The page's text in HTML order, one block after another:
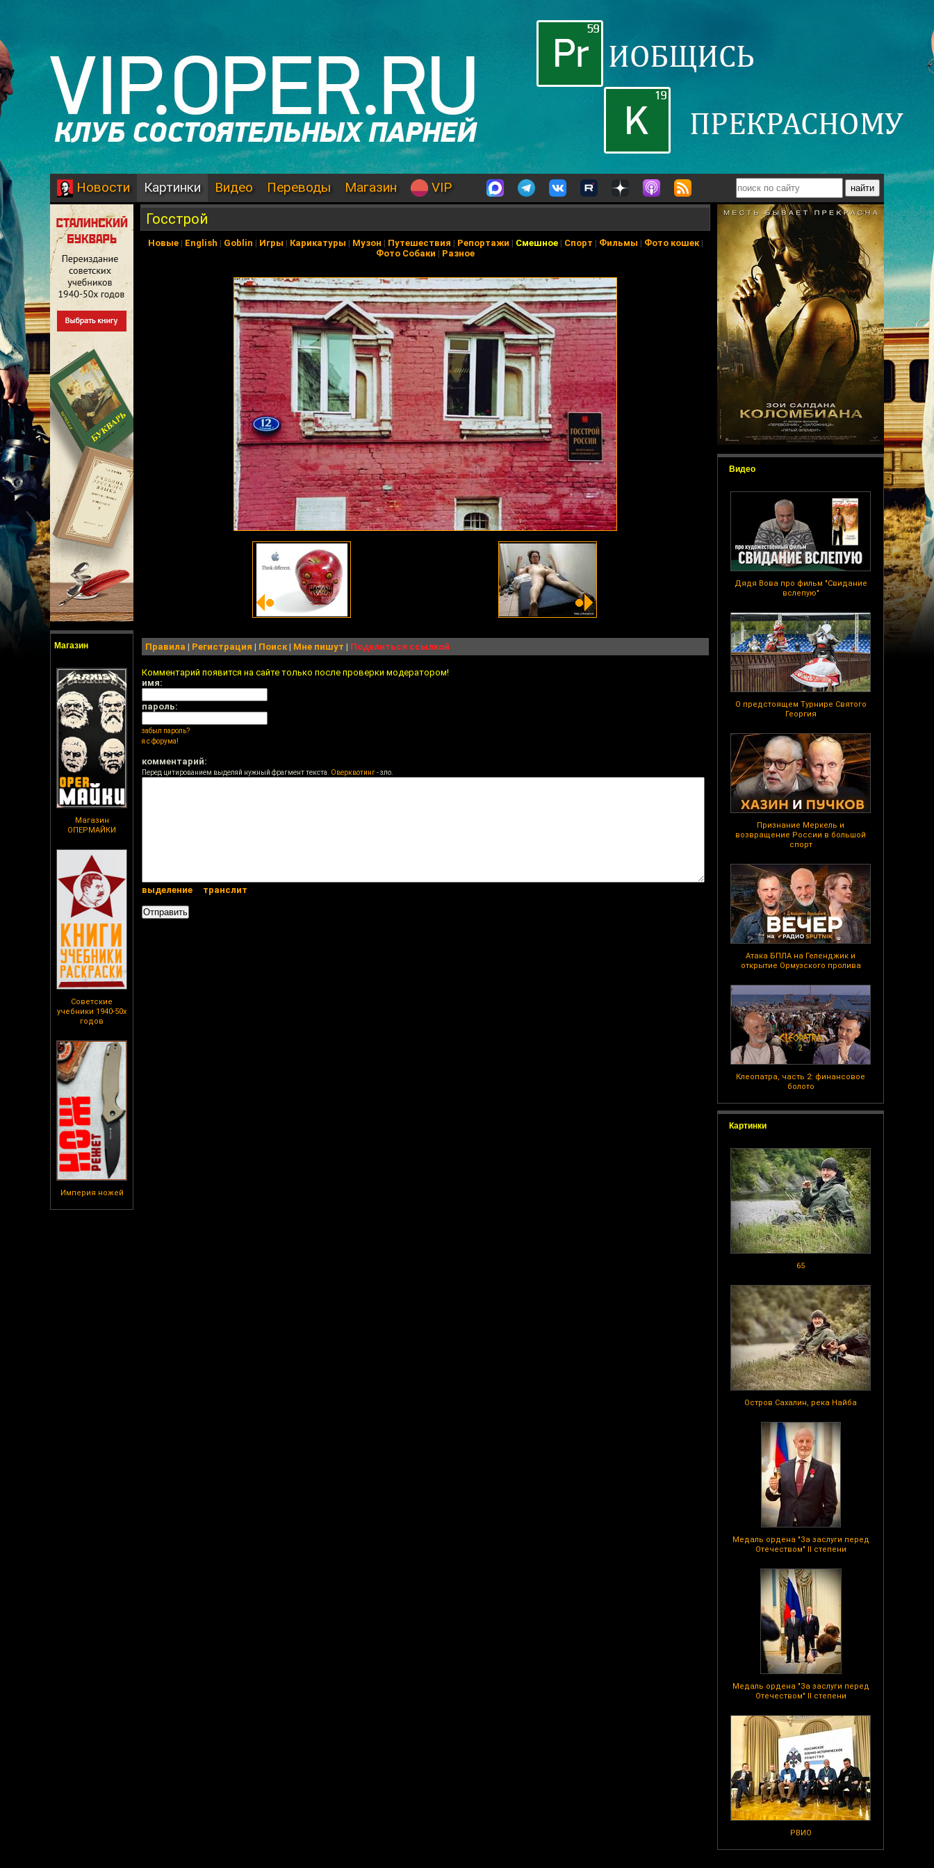
Новости Картинки Видео Переводы Магазин VIP
Магазин
Магазин
ОПЕРМАЙКИ
Советские
учебники 1940-50х
годов
Империя ножей
Видео
Дядя Вова про фильм "Свидание
вслепую"
О предстоящем Турнире Святого
Георгия
Признание Меркель и
возвращение России в большой
спорт
Атака БПЛА на Геленджик и
открытие Ормузского пролива
Клеопатра, часть 2: финансовое
болото
Картинки
65
Остров Сахалин, река Найба
Медаль ордена "За заслуги перед
Отечеством" II степени
Медаль ордена "За заслуги перед
Отечеством" II степени
РВИО
Госстрой
Новые| English | Goblin | Игры | Карикатуры | Музон | Путешествия | Репортажи | Смешное| Спорт | Фильмы | Фото кошек|
Фото Собаки | Разное
Правила | Регистрация | Поиск| Мне пишут | Поделиться ссылкой
Комментарий появится на сайте только после проверки модератором!
имя:
пароль:
забыл пароль?
я с форума!
комментарий:
Перед цитированием выделяй нужный фрагмент текста. Оверквотинг- зло.
выделение транслит